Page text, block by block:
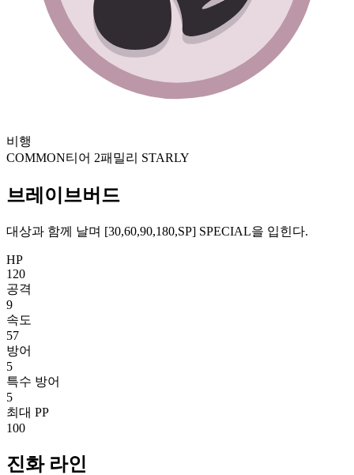
비행
COMMON티어 2패밀리 STARLY
브레이브버드
대상과 함께 날며 [30,60,90,180,SP] SPECIAL을 입힌다.
HP
120
공격
9
속도
57
방어
5
특수 방어
5
최대 PP
100
진화 라인